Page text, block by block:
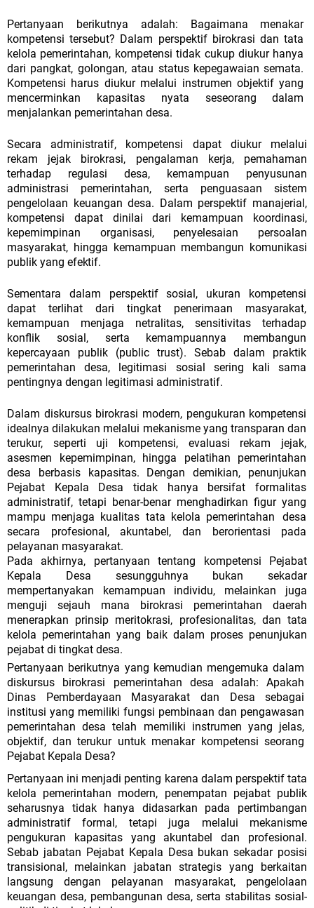
Pertanyaan berikutnya adalah: Bagaimana menakar
kompetensi tersebut? Dalam perspektif birokrasi dan tata
kelola pemerintahan, kompetensi tidak cukup diukur hanya
dari pangkat, golongan, atau status kepegawaian semata.
Kompetensi harus diukur melalui instrumen objektif yang
mencerminkan kapasitas nyata seseorang dalam
menjalankan pemerintahan desa.
Secara administratif, kompetensi dapat diukur melalui
rekam jejak birokrasi, pengalaman kerja, pemahaman
terhadap regulasi desa, kemampuan penyusunan
administrasi pemerintahan, serta penguasaan sistem
pengelolaan keuangan desa. Dalam perspektif manajerial,
kompetensi dapat dinilai dari kemampuan koordinasi,
kepemimpinan organisasi, penyelesaian persoalan
masyarakat, hingga kemampuan membangun komunikasi
publik yang efektif.
Sementara dalam perspektif sosial, ukuran
kompetensi
dapat
terlihat dari tingkat penerimaan
masyarakat,
kemampuan
menjaga netralitas,
sensitivitas terhadap
konflik sosial, serta kemampuannya membangun
kepercayaan publik (public trust). Sebab dalam praktik
pemerintahan desa, legitimasi sosial sering kali sama
pentingnya dengan legitimasi administratif.
Dalam diskursus birokrasi modern, pengukuran kompetensi
idealnya dilakukan melalui mekanisme yang transparan dan
terukur,
seperti uji
kompetensi, evaluasi rekam jejak,
asesmen kepemimpinan, hingga pelatihan pemerintahan
desa berbasis kapasitas. Dengan demikian, penunjukan
Pejabat Kepala Desa tidak hanya bersifat formalitas
administratif, tetapi benar-benar menghadirkan figur yang
mampu menjaga kualitas tata kelola pemerintahan
desa
secara profesional, akuntabel, dan berorientasi pada
pelayanan masyarakat.
Pada
akhirnya, pertanyaan tentang kompetensi
Pejabat
Kepala
Desa sesungguhnya bukan
sekadar
mempertanyakan
kemampuan individu,
melainkan juga
menguji sejauh mana birokrasi pemerintahan daerah
menerapkan prinsip meritokrasi, profesionalitas, dan tata
kelola pemerintahan yang baik dalam proses penunjukan
pejabat di tingkat desa.
Pertanyaan berikutnya yang kemudian mengemuka dalam
diskursus birokrasi pemerintahan desa adalah: Apakah
Dinas Pemberdayaan Masyarakat dan Desa sebagai
institusi yang memiliki fungsi pembinaan dan pengawasan
pemerintahan desa telah memiliki instrumen yang jelas,
objektif, dan terukur untuk menakar kompetensi seorang
Pejabat Kepala Desa?
Pertanyaan ini menjadi penting karena dalam perspektif tata
kelola pemerintahan modern, penempatan pejabat publik
seharusnya tidak hanya didasarkan pada pertimbangan
administratif formal, tetapi juga melalui mekanisme
pengukuran kapasitas yang akuntabel dan profesional.
Sebab jabatan Pejabat Kepala Desa bukan sekadar posisi
transisional, melainkan jabatan strategis yang
berkaitan
langsung
dengan pelayanan
masyarakat, pengelolaan
keuangan desa, pembangunan desa, serta stabilitas sosial-